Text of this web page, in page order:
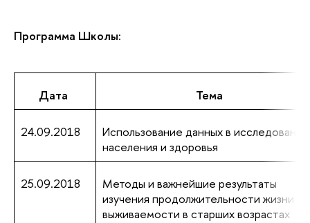
Программа Школы:
Дата Тема
24.09.2018
Использование данных в
населения и здоровья
25.09.2018
Методы и важнейшие результаты
изучения продолжительности жизни и
выживаемости в старших возрастах